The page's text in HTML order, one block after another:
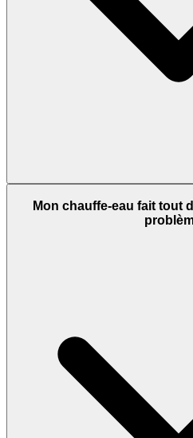
Mon chauffe-eau fait tout